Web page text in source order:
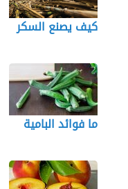
كيف يصنع السكر
ما فوائد البامية